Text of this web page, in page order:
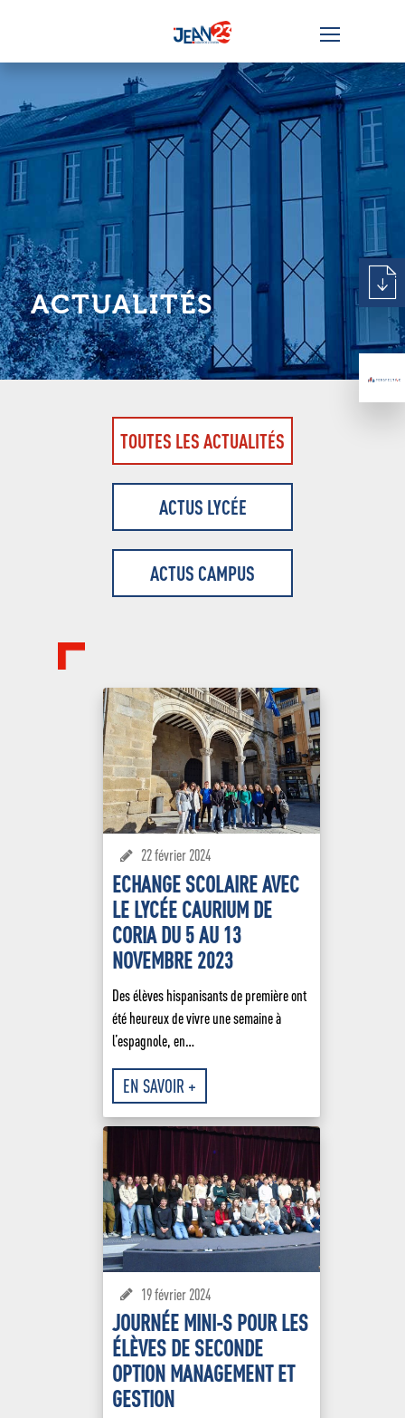
ACTUALITÉS
TOUTES LES ACTUALITÉS
ACTUS LYCÉE
ACTUS CAMPUS
22 février 2024
ECHANGE SCOLAIRE AVEC
LE LYCÉE CAURIUM DE
CORIA DU 5 AU 13
NOVEMBRE 2023
Des élèves hispanisants de première ont
été heureux de vivre une semaine à
l’espagnole, en…
EN SAVOIR +
19 février 2024
JOURNÉE MINI-S POUR LES
ÉLÈVES DE SECONDE
OPTION MANAGEMENT ET
GESTION